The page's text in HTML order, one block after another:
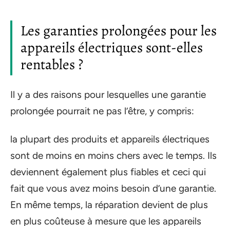
Les garanties prolongées pour les
appareils électriques sont-elles
rentables ?
Il y a des raisons pour lesquelles une garantie
prolongée pourrait ne pas l’être, y compris:
la plupart des produits et appareils électriques
sont de moins en moins chers avec le temps. Ils
deviennent également plus fiables et ceci qui
fait que vous avez moins besoin d’une garantie.
En même temps, la réparation devient de plus
en plus coûteuse à mesure que les appareils